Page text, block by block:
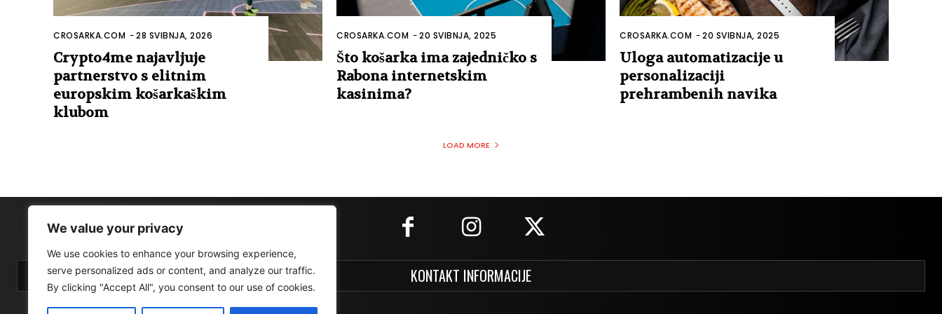
We value your privacy
We use cookies to enhance your browsing experience,
serve personalized ads or content, and analyze our traffic.
By clicking "Accept All", you consent to our use of cookies.
CROSARKA.COM -28 SVIBNJA, 2026
Crypto4me najavljuje
partnerstvo s elitnim
europskim košarkaškim
klubom
CROSARKA.COM -20 SVIBNJA, 2025
Što košarka ima zajedničko s
Rabona internetskim
kasinima?
CROSARKA.COM -20 SVIBNJA, 2025
Uloga automatizacije u
personalizaciji
prehrambenih navika
LOAD MORE
KONTAKT INFORMACIJE